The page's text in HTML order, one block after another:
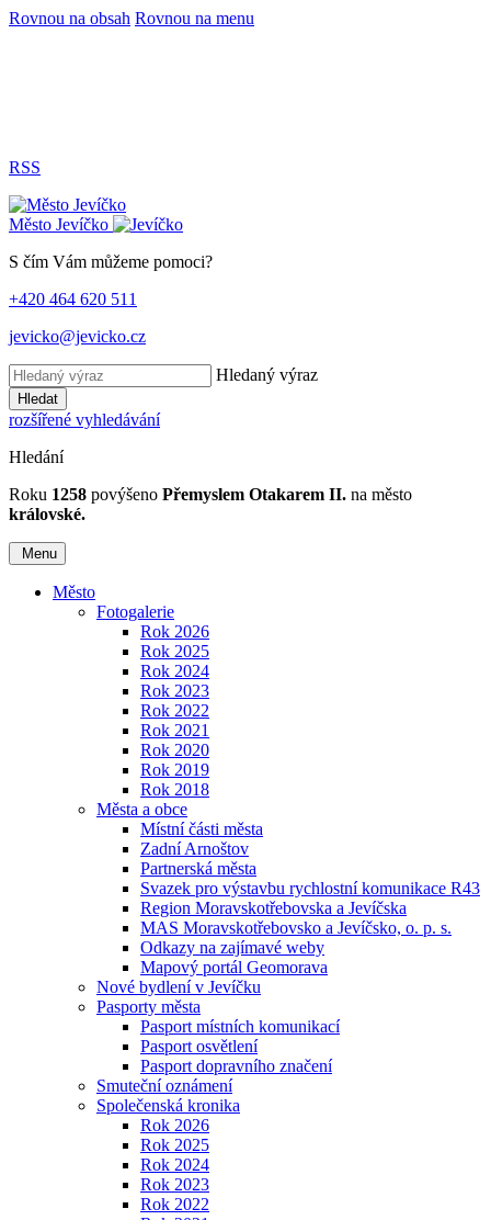
Rovnou na obsah Rovnou na menu
RSS
Město Jevíčko
S čím Vám můžeme pomoci?
+420 464 620 511
jevicko@jevicko.cz
Hledaný výraz
Hledat
rozšířené vyhledávání
Hledání
Roku 1258 povýšeno Přemyslem Otakarem II. na město
královské.
Menu
Město
Fotogalerie
Rok 2026
Rok 2025
Rok 2024
Rok 2023
Rok 2022
Rok 2021
Rok 2020
Rok 2019
Rok 2018
Města a obce
Místní části města
Zadní Arnoštov
Partnerská města
Svazek pro výstavbu rychlostní komunikace R43
Region Moravskotřebovska a Jevíčska
MAS Moravskotřebovsko a Jevíčsko, o. p. s.
Odkazy na zajímavé weby
Mapový portál Geomorava
Nové bydlení v Jevíčku
Pasporty města
Pasport místních komunikací
Pasport osvětlení
Pasport dopravního značení
Smuteční oznámení
Společenská kronika
Rok 2026
Rok 2025
Rok 2024
Rok 2023
Rok 2022